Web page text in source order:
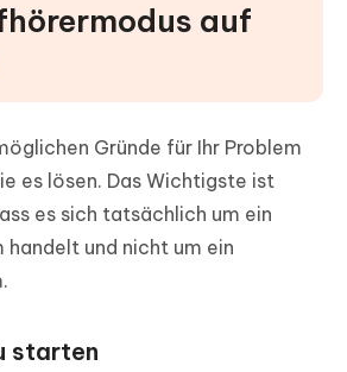
auf
Gründe für Ihr Problem
es lösen. Das Wichtigste ist
es sich tatsächlich um ein
handelt und nicht um ein
starten